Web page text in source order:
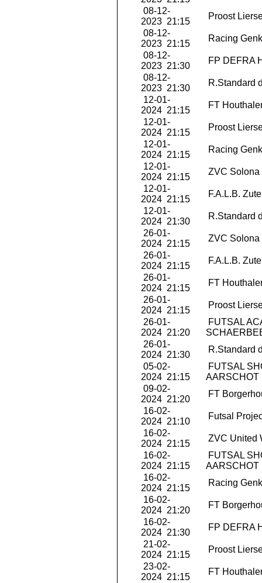
08-12-
2023 21:15
Proost
08-12-
2023 21:15
Racing
08-12-
2023 21:30
FP DEFRA
08-12-
2023 21:30
R.Standard
12-01-
2024 21:15
FT
12-01-
2024 21:15
Proost
12-01-
2024 21:15
Racing
12-01-
2024 21:15
ZVC Solona
12-01-
2024 21:15
F.A.L.B.
12-01-
2024 21:30
R.Standard
26-01-
2024 21:15
ZVC Solona
26-01-
2024 21:15
F.A.L.B.
26-01-
2024 21:15
FT
26-01-
2024 21:15
Proost
26-01-
2024 21:20
FUTSAL
26-01-
2024 21:30
R.Standard
05-02-
2024 21:15
FUTSAL
AARSCHOT
09-02-
2024 21:20
FT
16-02-
2024 21:10
Futsal
16-02-
2024 21:15
ZVC United
16-02-
2024 21:15
FUTSAL
AARSCHOT
16-02-
2024 21:15
Racing
16-02-
2024 21:20
FT
16-02-
2024 21:30
FP DEFRA
21-02-
2024 21:15
Proost
23-02-
2024 21:15
FT